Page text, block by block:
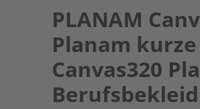
PLANAM
Planam
Canvas320